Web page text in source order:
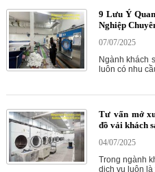
9 Lưu Ý
Nghiệp
07/07/2025
Ngành khách
luôn có nhu
Tư vấn mở
đồ vải khách
04/07/2025
Trong ngành
dịch vụ luôn là